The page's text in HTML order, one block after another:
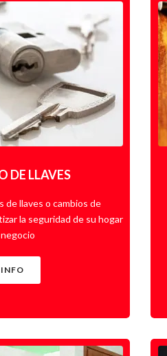
DE LLAVES
de llaves o cambios de
la seguridad de su hogar